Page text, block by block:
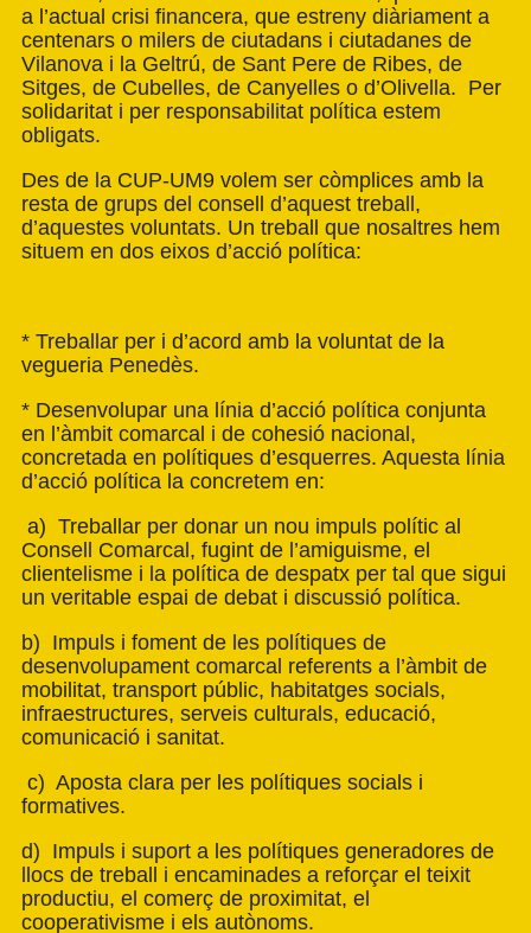
a l’actual crisi financera, que estreny diàriament a
centenars o milers de ciutadans i ciutadanes de
Vilanova i la Geltrú, de Sant Pere de Ribes, de
Sitges, de Cubelles, de Canyelles o d’Olivella. Per
solidaritat i per responsabilitat política estem
obligats.
Des de la CUP-UM9 volem ser còmplices amb la
resta de grups del consell d’aquest treball,
d’aquestes voluntats. Un treball que nosaltres hem
situem en dos eixos d’acció política:
* Treballar per i d’acord amb la voluntat de la
vegueria Penedès.
* Desenvolupar una línia d’acció política conjunta
en l’àmbit comarcal i de cohesió nacional,
concretada en polítiques d’esquerres. Aquesta línia
d’acció política la concretem en:
a) Treballar per donar un nou impuls polític al
Consell Comarcal, fugint de l’amiguisme, el
clientelisme i la política de despatx per tal que sigui
un veritable espai de debat i discussió política.
b) Impuls i foment de les polítiques de
desenvolupament comarcal referents a l’àmbit de
mobilitat, transport públic, habitatges socials,
infraestructures, serveis culturals, educació,
comunicació i sanitat.
c) Aposta clara per les polítiques socials i
formatives.
d) Impuls i suport a les polítiques generadores de
llocs de treball i encaminades a reforçar el teixit
productiu, el comerç de proximitat, el
cooperativisme i els autònoms.